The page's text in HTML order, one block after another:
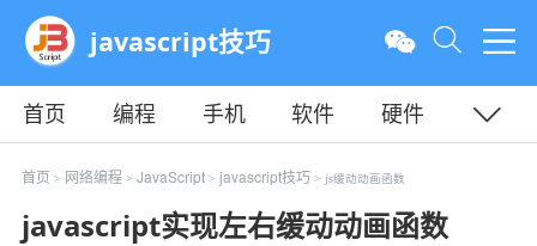
javascript技巧
首页 编程 手机 软件
硬件
教程
平面 服务器
首页 > 网络编程 > JavaScript> javascript技巧 > js缓动动画函数
javascript实现左右缓动动画函数